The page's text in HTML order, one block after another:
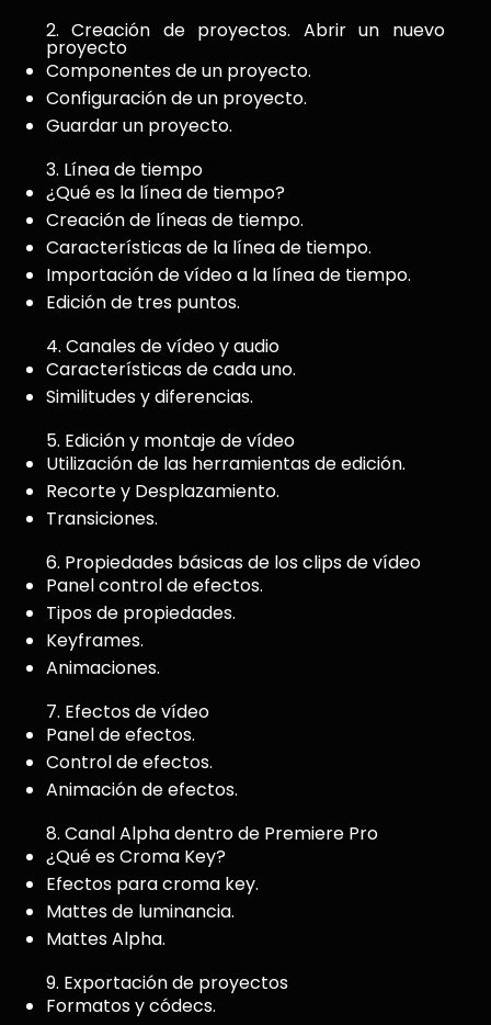
2. Creación de proyectos. Abrir un nuevo
proyecto
Componentes de un proyecto.
Configuración de un proyecto.
Guardar un proyecto.
3. Línea de tiempo
¿Qué es la línea de tiempo?
Creación de líneas de tiempo.
Características de la línea de tiempo.
Importación de vídeo a la línea de tiempo.
Edición de tres puntos.
4. Canales de vídeo y audio
Características de cada uno.
Similitudes y diferencias.
5. Edición y montaje de vídeo
Utilización de las herramientas de edición.
Recorte y Desplazamiento.
Transiciones.
6. Propiedades básicas de los clips de vídeo
Panel control de efectos.
Tipos de propiedades.
Keyframes.
Animaciones.
7. Efectos de vídeo
Panel de efectos.
Control de efectos.
Animación de efectos.
8. Canal Alpha dentro de Premiere Pro
¿Qué es Croma Key?
Efectos para croma key.
Mattes de luminancia.
Mattes Alpha.
9. Exportación de proyectos
Formatos y códecs.